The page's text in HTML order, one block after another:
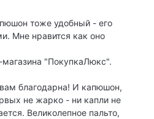
тоже удобный - его
Мне нравится как оно
магазина "ПокупкаЛюкс".
благодарна! И капюшон,
не жарко - ни капли не
Великолепное пальто,